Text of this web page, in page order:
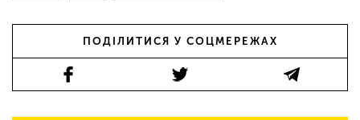
ПОДІЛИТИСЯ У СОЦМЕРЕЖАХ